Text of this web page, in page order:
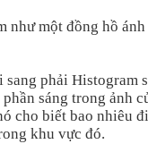
như một đồng hồ ánh
phải Histogram
sáng trong ảnh
cho biết bao nhiêu
khu vực đó.